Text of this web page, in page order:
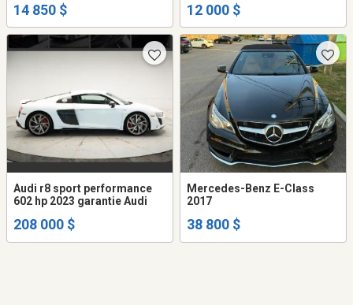
14 850 $ 12 000 $
Audi r8 sport performance
602 hp 2023 garantie Audi
208 000 $
Mercedes-Benz E-Class
2017
38 800 $